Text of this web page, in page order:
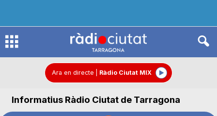
R
d
Ara en directe Ràdio Ciutat MIX
Informatius Ràdio Ciutat de Tarragona